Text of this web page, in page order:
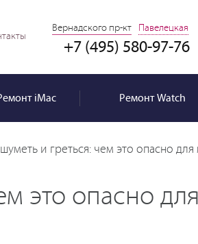
Вернадского пр-кт Павелецкая
+7 (495) 580-97-76
iMac РемонтWatch
и греться: чем это опасно
это опасно